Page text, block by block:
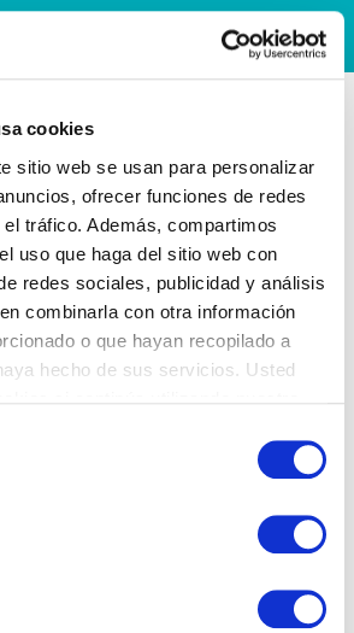
cookies
sitio web se usan para personalizar
ofrecer funciones de redes
tráfico. Además, compartimos
uso que haga del sitio web con
redes sociales, publicidad y análisis
combinarla con otra información
o que hayan recopilado a
hecho de sus servicios. Usted